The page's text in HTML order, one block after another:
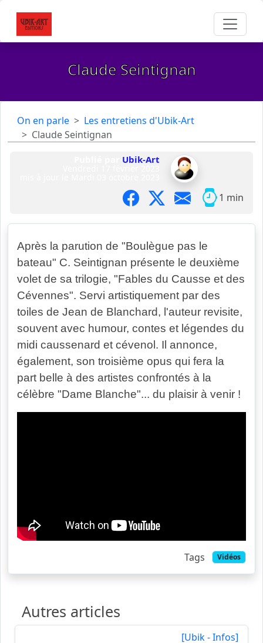
Claude Seintignan
On en parle
Les entretiens d'Ubik-Art
Claude Seintignan
Ubik-Art
1 min
Après la parution de "Boulègue pas le
bateau" C. Seintignan présente le deuxième
volet de sa trilogie, "Fables du Causse et des
Cévennes". Servi artistiquement par des
toiles de Jean de Blanchard, l'auteur revisite,
souvent avec humour, contes et légendes du
midi caussenard et cévenol. Il annonce,
également, son troisième opus qui fera la
part belle à des artistes confrontés à la
célèbre "Dame Blanche"... du plaisir à venir !
Tags Vidéos
Autres articles
[Ubik - Infos]